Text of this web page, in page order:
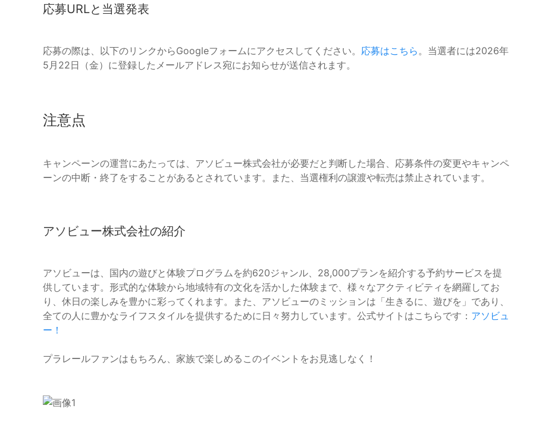
応募URLと当選発表
応募の際は、以下のリンクからGoogleフォームにアクセスしてください。 応募はこちら。当選者には2026年
5月22日（金）に登録したメールアドレス宛にお知らせが送信されます。
注意点
キャンペーンの運営にあたっては、アソビュー株式会社が必要だと判断した場合、応募条件の変更やキャンペ
ーンの中断・終了をすることがあるとされています。また、当選権利の譲渡や転売は禁止されています。
アソビュー株式会社の紹介
アソビューは、国内の遊びと体験プログラムを約620ジャンル、28,000プランを紹介する予約サービスを提
供しています。形式的な体験から地域特有の文化を活かした体験まで、様々なアクティビティを網羅してお
り、休日の楽しみを豊かに彩ってくれます。また、アソビューのミッションは「生きるに、遊びを」であり、
全ての人に豊かなライフスタイルを提供するために日々努力しています。公式サイトはこちらです： アソビュ
ー！
プラレールファンはもちろん、家族で楽しめるこのイベントをお見逃しなく！